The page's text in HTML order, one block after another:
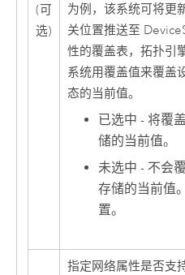
(可
选)
为例，该系统可将更
关位置推送至
性的覆盖表，拓扑引
系统用覆盖值来覆盖
态的当前值。
已选中 - 将覆
储的当前值。
未选中 - 不会
存储的当前值
置。
指定网络属性是否支